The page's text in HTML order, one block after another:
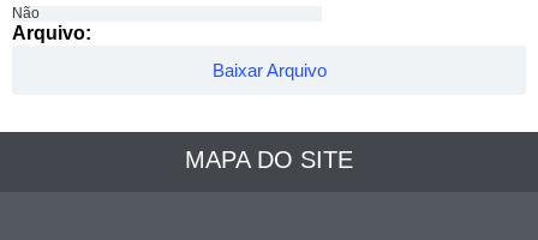
Não
Arquivo:
Baixar Arquivo
MAPA DO SITE